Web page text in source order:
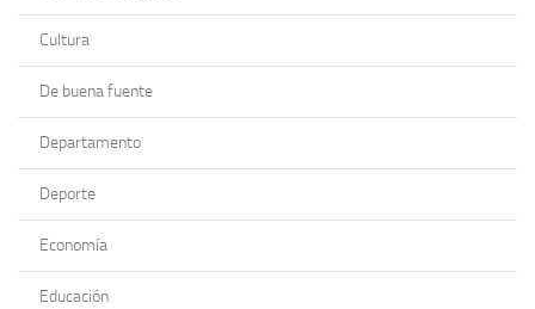
Cultura
De buena fuente
Departamento
Deporte
Economía
Educación